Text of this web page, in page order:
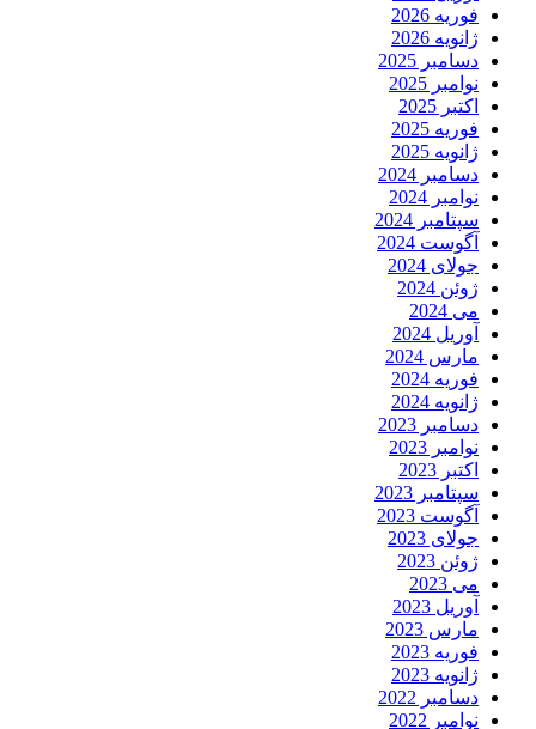
فوریه 2026
ژانویه 2026
دسامبر 2025
نوامبر 2025
اکتبر 2025
فوریه 2025
ژانویه 2025
دسامبر 2024
نوامبر 2024
سپتامبر 2024
آگوست 2024
جولای 2024
ژوئن 2024
می 2024
آوریل 2024
مارس 2024
فوریه 2024
ژانویه 2024
دسامبر 2023
نوامبر 2023
اکتبر 2023
سپتامبر 2023
آگوست 2023
جولای 2023
ژوئن 2023
می 2023
آوریل 2023
مارس 2023
فوریه 2023
ژانویه 2023
دسامبر 2022
نوامبر 2022